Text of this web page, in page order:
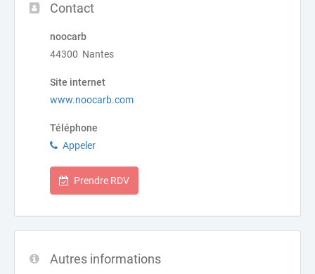
Contact
noocarb
44300 Nantes
Site internet
www.noocarb.com
Téléphone
Appeler
Prendre RDV
Autres informations